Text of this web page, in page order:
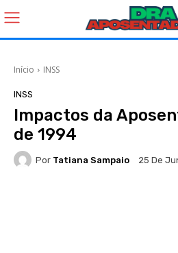
Início INSS
INSS
Impactos da
de 1994
Por Tatiana Sampaio 25 De